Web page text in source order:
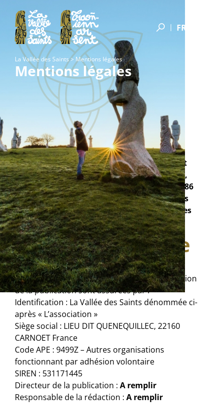
FR
La Vallée des Saints> Mentions légales
Mentions légales
En application de la loi 2000-719 du 1er août
2000 relative à la liberté de communication,
modifiant la loi 86-1067 du 30 septembre 1986
relative à la liberté de communication, vous
trouverez ci-dessous les informations légales
concernant ce site :
Gestion éditoriale
La gestion éditoriale du site ainsi que la direction
de la publication sont assurées par :
Identification : La Vallée des Saints dénommée ci-
après « L’association »
Siège social : LIEU DIT QUENEQUILLEC, 22160
CARNOET France
Code APE : 9499Z – Autres organisations
fonctionnant par adhésion volontaire
SIREN : 531171445
Directeur de la publication : A remplir
Responsable de la rédaction : A remplir